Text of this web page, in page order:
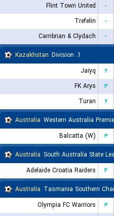
Flint Town United
-
Trefelin
-
Cambrian & Clydach
-
Kazakhstan
1. Division
Jaiyq
۲
FK Arys
۳
Turan
۲
Australia Western Australia
Balcatta (W)
۳
Australia South Australia State
Adelaide Croatia Raiders
۴
Australia Tasmania Southern
Olympia FC Warriors
۳